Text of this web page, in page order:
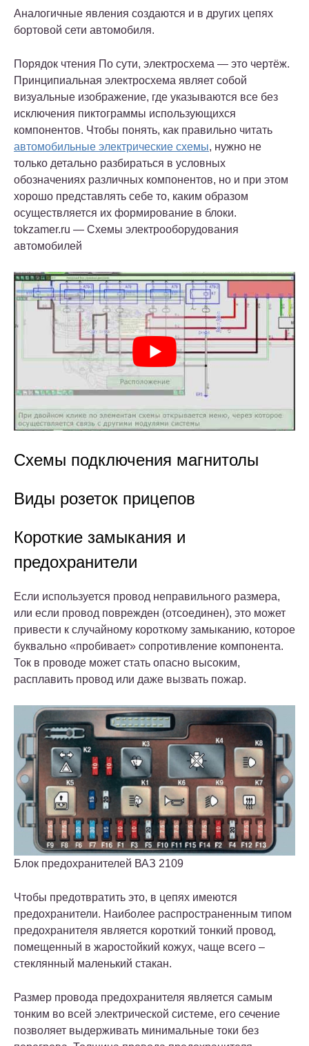
Аналогичные явления создаются и в других цепях
бортовой сети автомобиля.
Порядок чтения По сути, электросхема — это чертёж.
Принципиальная электросхема являет собой
визуальные изображение, где указываются все без
исключения пиктограммы использующихся
компонентов. Чтобы понять, как правильно читать
автомобильные электрические схемы, нужно не
только детально разбираться в условных
обозначениях различных компонентов, но и при этом
хорошо представлять себе то, каким образом
осуществляется их формирование в блоки.
tokzamer.ru — Схемы электрооборудования
автомобилей
Схемы подключения магнитолы
Виды розеток прицепов
Короткие замыкания и
предохранители
Если используется провод неправильного размера,
или если провод поврежден (отсоединен), это может
привести к случайному короткому замыканию, которое
буквально «пробивает» сопротивление компонента.
Ток в проводе может стать опасно высоким,
расплавить провод или даже вызвать пожар.
Блок предохранителей ВАЗ 2109
Чтобы предотвратить это, в цепях имеются
предохранители. Наиболее распространенным типом
предохранителя является короткий тонкий провод,
помещенный в жаростойкий кожух, чаще всего –
стеклянный маленький стакан.
Размер провода предохранителя является самым
тонким во всей электрической системе, его сечение
позволяет выдерживать минимальные токи без